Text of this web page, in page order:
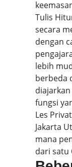
Tulis
secara
dengan
lebih
berbeda
fungsi
Les
Jakarta
mana
dari satu